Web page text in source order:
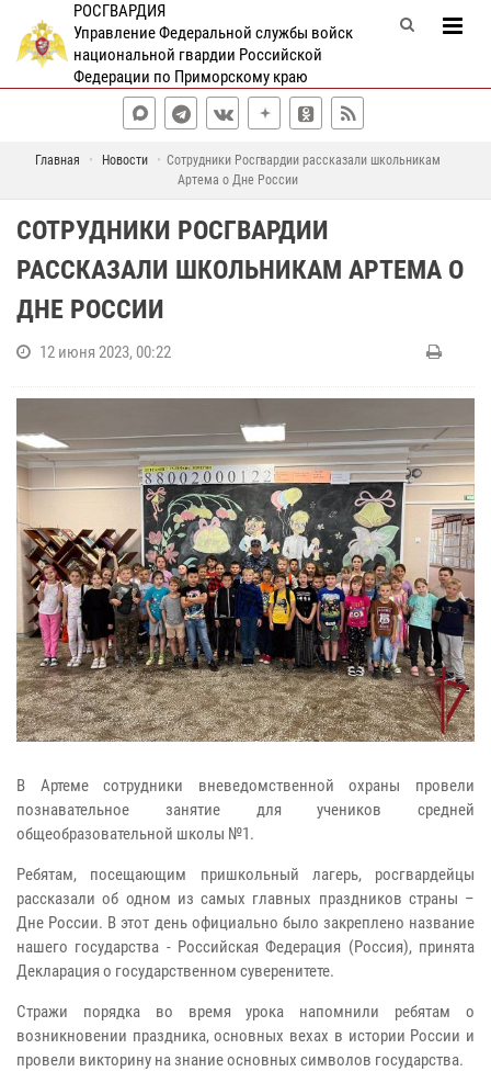
РОСГВАРДИЯ
Управление Федеральной службы войск
национальной гвардии Российской
Федерации по Приморскому краю
Главная Новости
Сотрудники Росгвардии рассказали школьникам
Артема о Дне России
СОТРУДНИКИ РОСГВАРДИИ
РАССКАЗАЛИ ШКОЛЬНИКАМ АРТЕМА О
ДНЕ РОССИИ
12 июня 2023, 00:22
В Артеме сотрудники вневедомственной охраны провели
познавательное занятие для учеников средней
общеобразовательной школы №1.
Ребятам, посещающим пришкольный лагерь, росгвардейцы
рассказали об одном из самых главных праздников страны –
Дне России. В этот день официально было закреплено название
нашего государства - Российская Федерация (Россия), принята
Декларация о государственном суверенитете.
Стражи порядка во время урока напомнили ребятам о
возникновении праздника, основных вехах в истории России и
провели викторину на знание основных символов государства.